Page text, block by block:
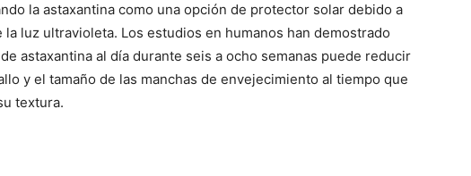
la astaxantina como una opción de protector solar debido a
luz ultravioleta. Los estudios en humanos han demostrado
astaxantina al día durante seis a ocho semanas puede reducir
y el tamaño de las manchas de envejecimiento al tiempo que
textura.